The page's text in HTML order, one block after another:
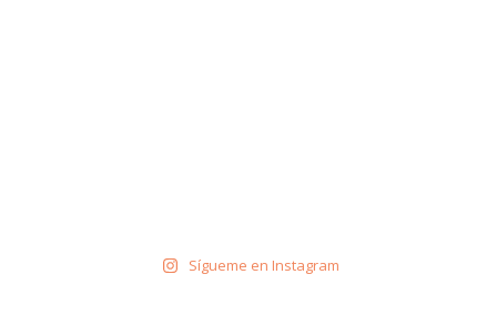
Sígueme en Instagram